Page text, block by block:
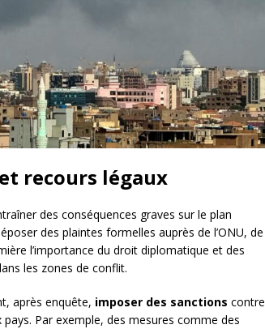
recours légaux
des conséquences graves sur le plan
des plaintes formelles auprès de l’ONU, de
l’importance du droit diplomatique et des
les zones de conflit.
après enquête, imposer des sanctions contre
Par exemple, des mesures comme des